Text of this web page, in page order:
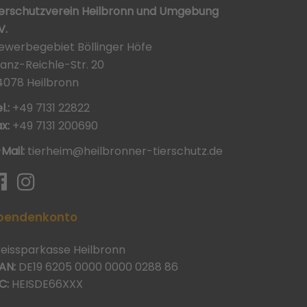
Heilbronn und Umgebung
Böllinger Höfe
Reichle-Str. 20
Heilbronn
+49 7131 22822
+49 7131 200690
tierheim@heilbronner-tierschutz.de
Heilbronn
DE19 6205 0000 0000 0288 86
HEISDE66XXX